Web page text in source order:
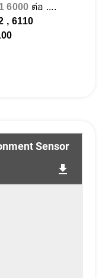
6000 ต่อ ....
, 6110